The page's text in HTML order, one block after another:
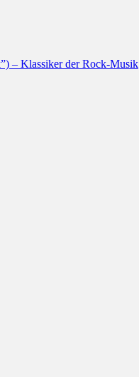
– Klassiker der Rock-Musik